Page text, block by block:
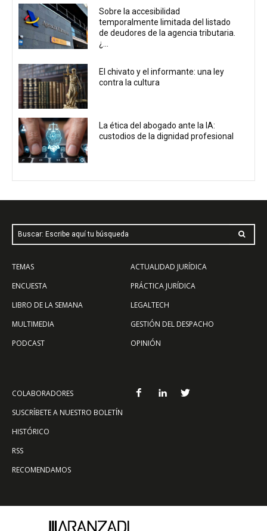
Sobre la accesibilidad
temporalmente limitada del listado
de deudores de la agencia tributaria.
¿...
El chivato y el informante: una ley
contra la cultura
La ética del abogado ante la IA:
custodios de la dignidad profesional
Buscar: Escribe aquí tu búsqueda
TEMAS
ENCUESTA
LIBRO DE LA SEMANA
MULTIMEDIA
PODCAST
ACTUALIDAD JURÍDICA
PRÁCTICA JURÍDICA
LEGALTECH
GESTIÓN DEL DESPACHO
OPINIÓN
COLABORADORES
SUSCRÍBETE A NUESTRO BOLETÍN
HISTÓRICO
RSS
RECOMENDAMOS